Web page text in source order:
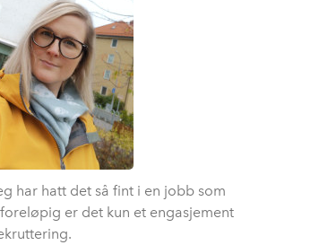
har hatt det så fint i en jobb som
er det kun et engasjement